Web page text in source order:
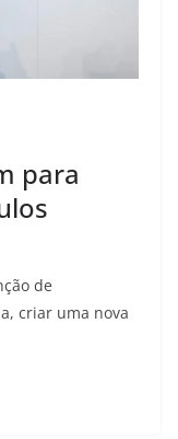
para
de
criar uma nova